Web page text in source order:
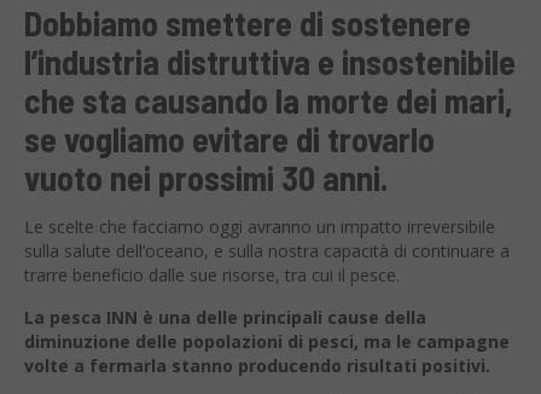
Dobbiamo smettere di sostenere
l’industria distruttiva e insostenibile
che sta causando la morte dei mari,
se vogliamo evitare di trovarlo
vuoto nei prossimi 30 anni.
Le scelte che facciamo oggi avranno un impatto irreversibile
sulla salute dell’oceano, e sulla nostra capacità di continuare a
trarre beneficio dalle sue risorse, tra cui il pesce.
La pesca INN è una delle principali cause della
diminuzione delle popolazioni di pesci, ma le campagne
volte a fermarla stanno producendo risultati positivi.